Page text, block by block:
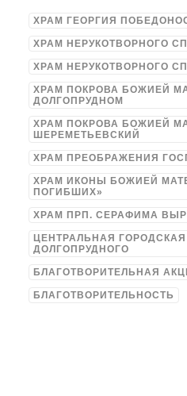
ХРАМ ГЕОРГИЯ
ХРАМ НЕРУКОТВОРНОГО
ХРАМ НЕРУКОТВОРНОГО
ХРАМ ПОКРОВА БОЖИЕЙ
ДОЛГОПРУДНОМ
ХРАМ ПОКРОВА БОЖИЕЙ
ШЕРЕМЕТЬЕВСКИЙ
ХРАМ ПРЕОБРАЖЕНИЯ
ХРАМ ИКОНЫ БОЖИЕЙ
ПОГИБШИХ»
ХРАМ ПРП. СЕРАФИМА
ЦЕНТРАЛЬНАЯ
ДОЛГОПРУДНОГО
БЛАГОТВОРИТЕЛЬНАЯ
БЛАГОТВОРИТЕЛЬНОСТЬ